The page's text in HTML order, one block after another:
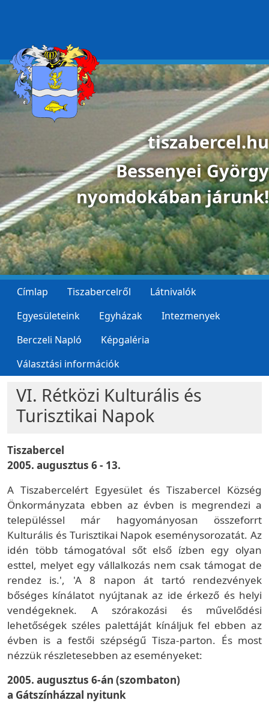
tiszabercel.hu
Bessenyei György
nyomdokában járunk!
Címlap Tiszabercelről
Látnivalók
Egyesületeink
Egyházak
Intezmenyek
Berczeli Napló
Képgaléria
Választási információk
VI. Rétközi Kulturális és
Turisztikai Napok
Tiszabercel
2005. augusztus 6 - 13.
A Tiszabercelért Egyesület és Tiszabercel Község
Önkormányzata ebben az évben is megrendezi a
településsel már hagyományosan összeforrt
Kulturális és Turisztikai Napok eseménysorozatát. Az
idén több támogatóval sőt első ízben egy olyan
esttel, melyet egy vállalkozás nem csak támogat de
rendez is.', 'A 8 napon át tartó rendezvények
bőséges kínálatot nyújtanak az ide érkező és helyi
vendégeknek. A szórakozási és művelődési
lehetőségek széles palettáját kínáljuk fel ebben az
évben is a festői szépségű Tisza-parton. És most
nézzük részletesebben az eseményeket:
2005. augusztus 6-án (szombaton)
a Gátszínházzal nyitunk